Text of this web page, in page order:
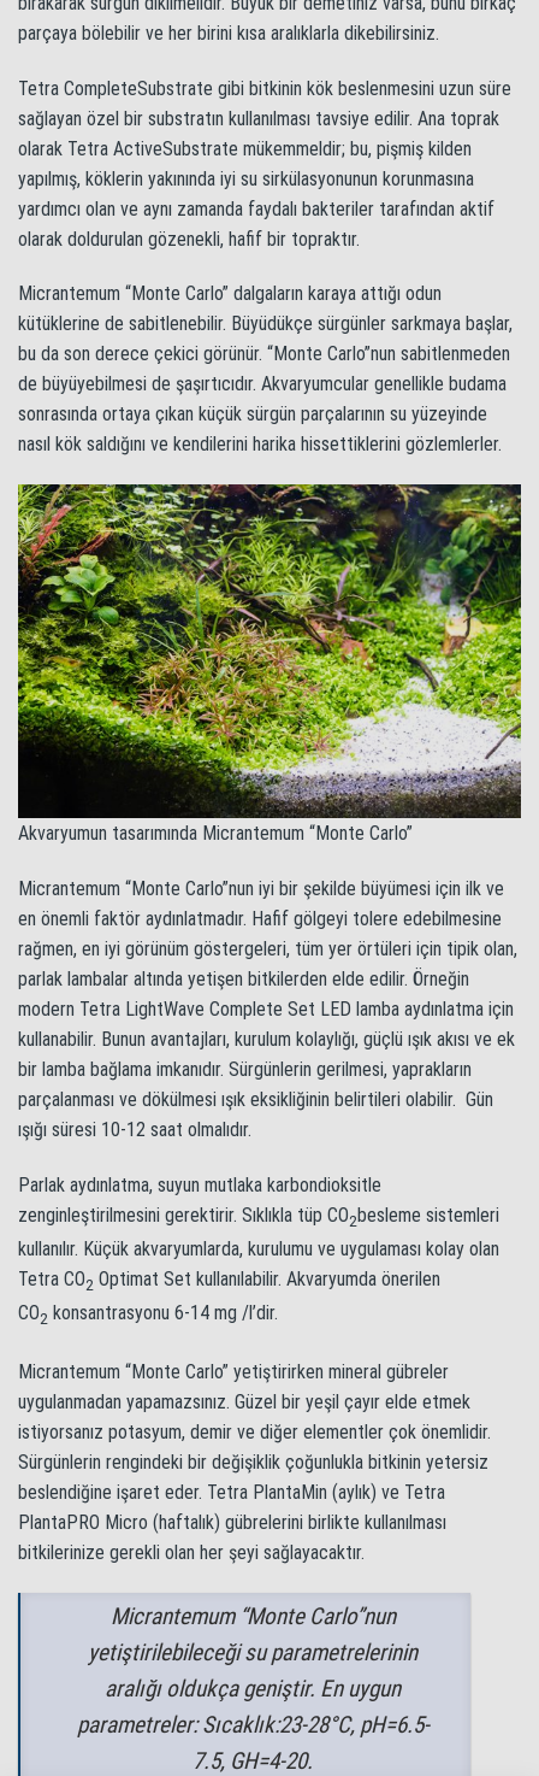
parçaya bölebilir ve her birini kısa aralıklarla dikebilirsiniz.
Tetra CompleteSubstrate gibi bitkinin kök beslenmesini uzun süre
sağlayan özel bir substratın kullanılması tavsiye edilir. Ana toprak
olarak Tetra ActiveSubstrate mükemmeldir; bu, pişmiş kilden
yapılmış, köklerin yakınında iyi su sirkülasyonunun korunmasına
yardımcı olan ve aynı zamanda faydalı bakteriler tarafından aktif
olarak doldurulan gözenekli, hafif bir topraktır.
Micrantemum “Monte Carlo” dalgaların karaya attığı odun
kütüklerine de sabitlenebilir. Büyüdükçe sürgünler sarkmaya başlar,
bu da son derece çekici görünür. “Monte Carlo”nun sabitlenmeden
de büyüyebilmesi de şaşırtıcıdır. Akvaryumcular genellikle budama
sonrasında ortaya çıkan küçük sürgün parçalarının su yüzeyinde
nasıl kök saldığını ve kendilerini harika hissettiklerini gözlemlerler.
Akvaryumun tasarımında Micrantemum “Monte Carlo”
Micrantemum “Monte Carlo”nun iyi bir şekilde büyümesi için ilk ve
en önemli faktör aydınlatmadır. Hafif gölgeyi tolere edebilmesine
rağmen, en iyi görünüm göstergeleri, tüm yer örtüleri için tipik olan,
parlak lambalar altında yetişen bitkilerden elde edilir. Örneğin
modern Tetra LightWave Complete Set LED lamba aydınlatma için
kullanabilir. Bunun avantajları, kurulum kolaylığı, güçlü ışık akısı ve ek
bir lamba bağlama imkanıdır. Sürgünlerin gerilmesi, yaprakların
parçalanması ve dökülmesi ışık eksikliğinin belirtileri olabilir. Gün
ışığı süresi 10-12 saat olmalıdır.
Parlak aydınlatma, suyun mutlaka karbondioksitle
zenginleştirilmesini gerektirir. Sıklıkla tüp CO2besleme sistemleri
kullanılır. Küçük akvaryumlarda, kurulumu ve uygulaması kolay olan
Tetra CO2 Optimat Set kullanılabilir. Akvaryumda önerilen
CO2 konsantrasyonu 6-14 mg /l’dir.
Micrantemum “Monte Carlo” yetiştirirken mineral gübreler
uygulanmadan yapamazsınız. Güzel bir yeşil çayır elde etmek
istiyorsanız potasyum, demir ve diğer elementler çok önemlidir.
Sürgünlerin rengindeki bir değişiklik çoğunlukla bitkinin yetersiz
beslendiğine işaret eder. Tetra PlantaMin (aylık) ve Tetra
PlantaPRO Micro (haftalık) gübrelerini birlikte kullanılması
bitkilerinize gerekli olan her şeyi sağlayacaktır.
Micrantemum “Monte Carlo”nun
yetiştirilebileceği su parametrelerinin
aralığı oldukça geniştir. En uygun
parametreler: Sıcaklık:23-28°C, pH=6.5-
7.5, GH=4-20.